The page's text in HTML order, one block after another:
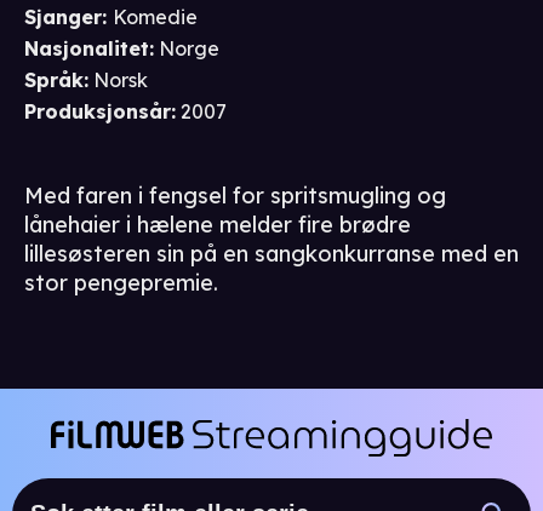
Sjanger: Komedie
Nasjonalitet: Norge
Språk: Norsk
Produksjonsår: 2007
Med faren i fengsel for spritsmugling og
lånehaier i hælene melder fire brødre
lillesøsteren sin på en sangkonkurranse med en
stor pengepremie.